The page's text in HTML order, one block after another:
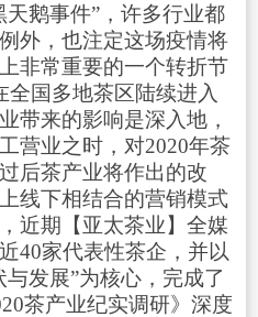
鹅事件”，许多行业都
外，也注定这场疫情将
非常重要的一个转折节
国多地茶区陆续进入
带来的影响是深入地，
营业之时，对2020年茶
后茶产业将作出的改
线下相结合的营销模式
近期【亚太茶业】全媒
40家代表性茶企，并以
发展”为核心，完成了
茶产业纪实调研》深度